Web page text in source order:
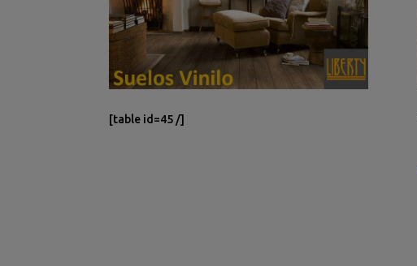
[table id=45 /]